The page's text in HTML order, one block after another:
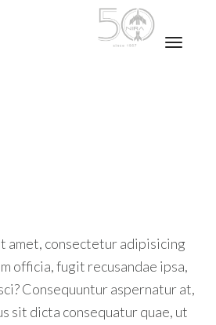
amet, consectetur adipisicing
officia, fugit recusandae ipsa,
Consequuntur aspernatur at,
sit dicta consequatur quae, ut